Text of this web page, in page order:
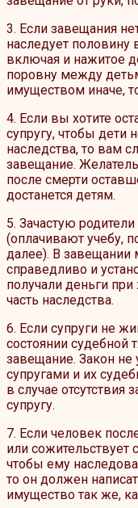
3. Если завещания
наследует половину
включая и нажитое
поровну между
имуществом иначе,
4. Если вы хотите
супругу, чтобы дети
наследства, то вам
завещание.
после смерти
достанется детям.
5. Зачастую
(оплачивают учебу,
далее). В
справедливо и
получали деньги
часть наследства.
6. Если супруги не
состоянии судебной
завещание. Закон
супругами и их
в случае отсутствия
супругу.
7. Если человек
или сожительствует
чтобы ему
то он должен
имущество так же,